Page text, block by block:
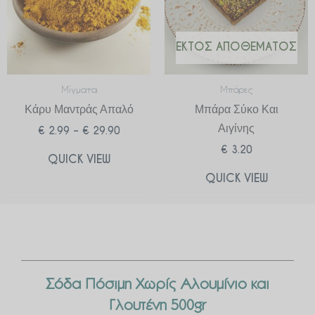
Μίγματα
Κάρυ Μαντράς Απαλό
€ 2.99 – € 29.90
QUICK VIEW
ΕΚΤΌΣ ΑΠΟΘΈΜΑΤΟΣ
Μπάρες
Μπάρα Σύκο Και
Αιγίνης
€ 3.20
QUICK VIEW
Σόδα Πόσιμη Χωρίς Αλουμίνιο και
Γλουτένη 500gr